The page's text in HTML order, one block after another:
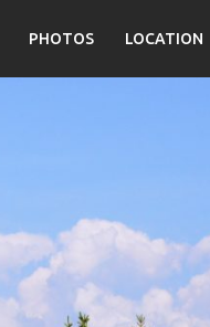
PHOTOS LOCATION